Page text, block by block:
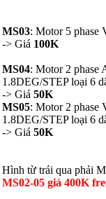
MS03: Motor 5 phase
-> Giá 100K
MS04: Motor 2 phase
1.8DEG/STEP loại 6
-> Giá 50K
MS05: Motor 2
1.8DEG/STEP loại 6
-> Giá 50K
Hình từ trái qua phải
MS02-05 giá 400K